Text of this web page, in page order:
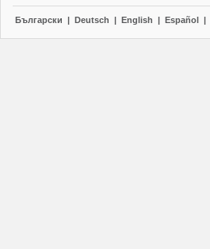
Български | Deutsch | English | Español |